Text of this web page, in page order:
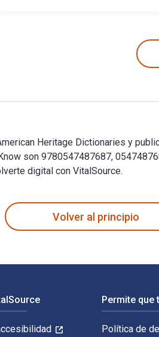
Heritage Dictionaries y
son 9780547487687,
digital con VitalSource.
Volver al principio
Permite que
Política de